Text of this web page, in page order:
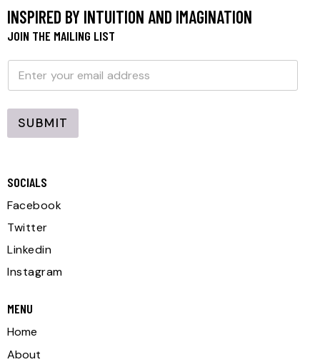
INSPIRED BY INTUITION AND IMAGINATION
JOIN THE MAILING LIST
i
E
a
l
SUBMIT
SOCIALS
Facebook
Twitter
Linkedin
Instagram
MENU
Home
About